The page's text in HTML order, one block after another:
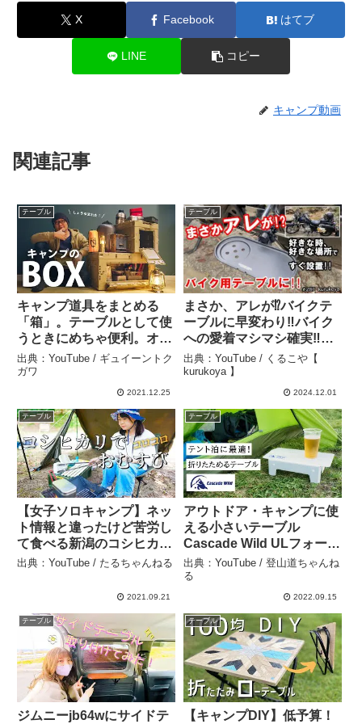
X Facebook はてブ
LINE コピー
キャンプ動画
関連記事
テーブル
キャンプ道具をまとめる
「箱」。テーブルとして使
うときにめちゃ便利。オリ
コンシェルフを紹介しよう
【動チェク！】 – ギュイー
出典：YouTube / ギュイーントク
ガワ
2021.12.25
テーブル
まさか、アレが⁉️バイクテ
ーブルに早変わり‼️バイク
への愛着マシマシ確実‼️な
テーブル。ツーリングの休
憩やバイクキャンプに最
適！#バイク＃ツーリング
ャンプ#バイクキャンプ –
くるこや【 kurukoya 】
出典：YouTube / くるこや【
kurukoya 】
2024.12.01
テーブル
【女子ソロキャンプ】ネッ
ト情報と違ったけど苦労し
て食べる新潟のコシヒカリ
おにぎりが最高！【新潟県
出典：YouTube / たるちゃんねる
2021.09.21
テーブル
アウトドア・キャンプに使
える小さいテーブル
Cascade Wild ULフォール
ディングテーブル – 登山道
ちゃんねる
出典：YouTube / 登山道ちゃんね
る
2022.09.15
テーブル
ジムニーjb64wにサイドテ
テーブル
【キャンプDIY】低予算！